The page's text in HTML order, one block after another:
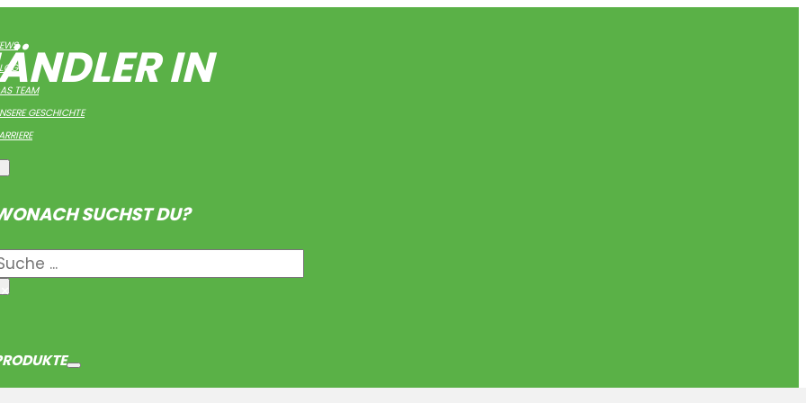
TEAM
GESCHICHTE
SUCHST DU?
×
IN